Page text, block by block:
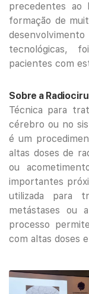
precedentes ao
formação de
tecnológicas,
pacientes com
Sobre a
Técnica para
cérebro ou no
é um
altas doses de
ou
importantes
utilizada para
metástases ou
processo
com altas doses